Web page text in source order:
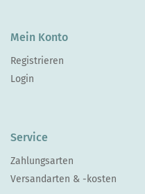
Mein Konto
Registrieren
Login
Service
Zahlungsarten
Versandarten & -kosten